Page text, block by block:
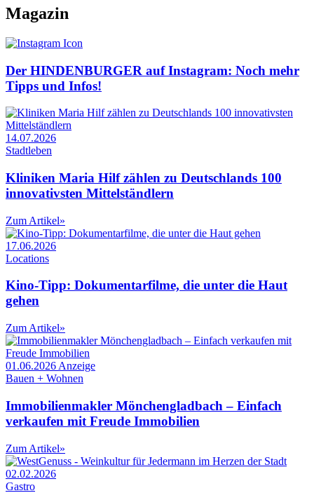
Magazin
Der HINDENBURGER auf Instagram: Noch mehr
Tipps und Infos!
14.07.2026
Stadtleben
Kliniken Maria Hilf zählen zu Deutschlands 100
innovativsten Mittelständlern
Zum Artikel»
17.06.2026
Locations
Kino-Tipp: Dokumentarfilme, die unter die Haut
gehen
Zum Artikel»
01.06.2026 Anzeige
Bauen + Wohnen
Immobilienmakler Mönchengladbach – Einfach
verkaufen mit Freude Immobilien
Zum Artikel»
02.02.2026
Gastro